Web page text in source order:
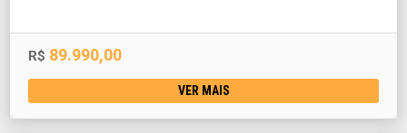
R$ 89.990,00
VER MAIS